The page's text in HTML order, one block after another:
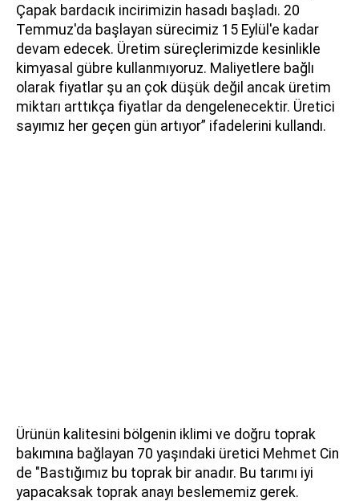
Çapak bardacık incirimizin hasadı başladı. 20
Temmuz'da başlayan sürecimiz 15 Eylül'e kadar
devam edecek. Üretim süreçlerimizde kesinlikle
kimyasal gübre kullanmıyoruz. Maliyetlere bağlı
olarak fiyatlar şu an çok düşük değil ancak üretim
miktarı arttıkça fiyatlar da dengelenecektir. Üretici
sayımız her geçen gün artıyor” ifadelerini kullandı.
Ürünün kalitesini bölgenin iklimi ve doğru toprak
bakımına bağlayan 70 yaşındaki üretici Mehmet Cin
de "Bastığımız bu toprak bir anadır. Bu tarımı iyi
yapacaksak toprak anayı beslememiz gerek.